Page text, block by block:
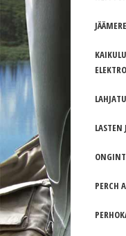
PERCH